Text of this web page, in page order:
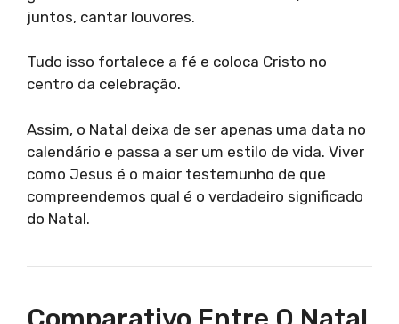
juntos, cantar louvores.
Tudo isso fortalece a fé e coloca Cristo no
centro da celebração.
Assim, o Natal deixa de ser apenas uma data no
calendário e passa a ser um estilo de vida. Viver
como Jesus é o maior testemunho de que
compreendemos qual é o verdadeiro significado
do Natal.